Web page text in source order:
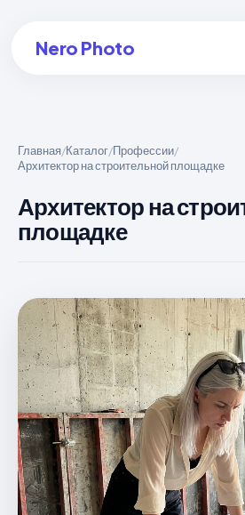
Nero Photo
Войти в аккаунт
Создать арт
Главная/Каталог/Профессии/
Архитектор на строительной площадке
Архитектор на
площадке